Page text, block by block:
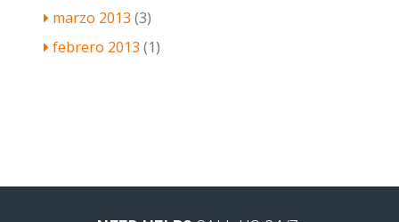
marzo 2013 (3)
febrero 2013 (1)